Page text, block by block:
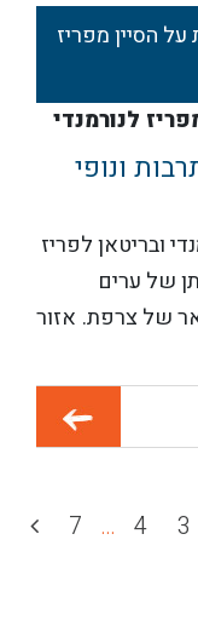
הסיין מפריז
ונופי
ובריטאן לפריז
של ערים
של צרפת. אזור
3
4
…
7